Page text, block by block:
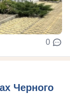
0
Черного